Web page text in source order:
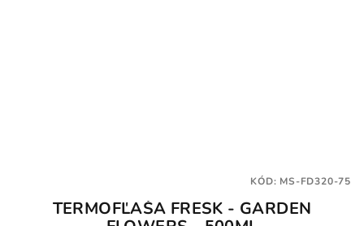
TERMOFĽAŠA FRESK - GARDEN
KÓD: MS-FD320-75